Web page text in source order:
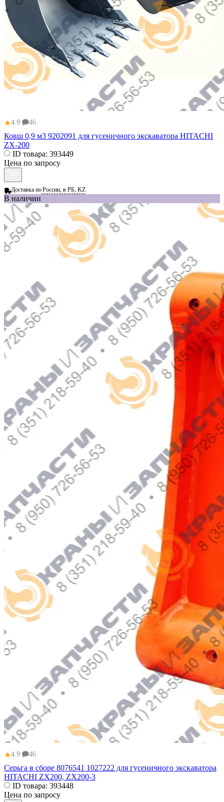
★4.9 46
Ковш 0,9 м3 9202091 для гусеничного экскаватора HITACHI
ZX-200
ID товара: 393449
Цена по запросу
Доставка поРоссии, в РБ, KZ
В наличии
★4.9 46
Серьга в сборе 8076541 1027222 для гусеничного экскаватора
HITACHI ZX200, ZX200-3
ID товара: 393448
Цена по запросу